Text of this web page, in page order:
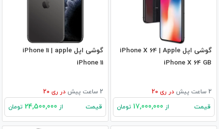
گوشی اپل iPhone X 64 | Apple
iPhone X 64 GB
2 ساعت پیش در ری 20
قیمت از تومان
گوشی اپل iPhone 11 | apple
iPhone 11
2 ساعت پیش در ری 20
قیمت از تومان